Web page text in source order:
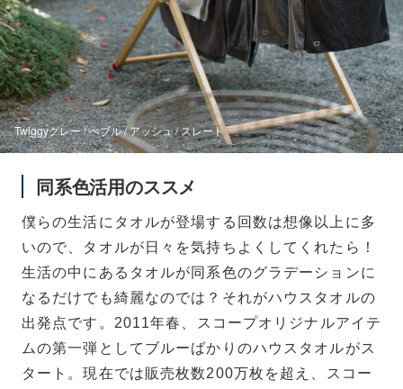
Twiggyグレー / ぺブル / アッシュ / スレート
同系色活用のススメ
僕らの生活にタオルが登場する回数は想像以上に多
いので、タオルが日々を気持ちよくしてくれたら！
生活の中にあるタオルが同系色のグラデーションに
なるだけでも綺麗なのでは？それがハウスタオルの
出発点です。2011年春、スコープオリジナルアイテ
ムの第一弾としてブルーばかりのハウスタオルがス
タート。現在では販売枚数200万枚を超え、スコー